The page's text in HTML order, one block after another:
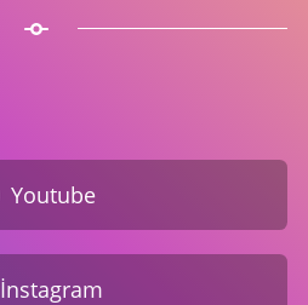
Youtube
İnstagram